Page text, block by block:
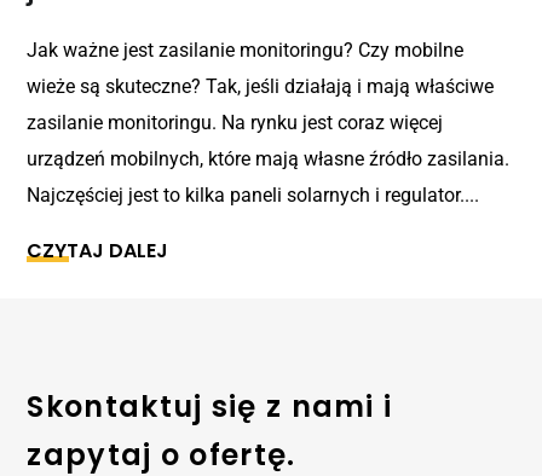
Jak ważne jest zasilanie monitoringu? Czy mobilne
wieże są skuteczne? Tak, jeśli działają i mają właściwe
zasilanie monitoringu. Na rynku jest coraz więcej
urządzeń mobilnych, które mają własne źródło zasilania.
Najczęściej jest to kilka paneli solarnych i regulator....
CZYTAJ DALEJ
Skontaktuj się z nami i
zapytaj o ofertę.